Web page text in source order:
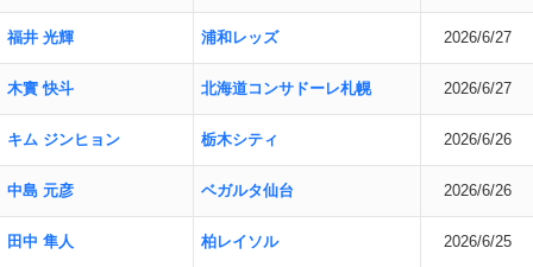
福井 光輝 浦和レッズ 2026/6/27
木實 快斗 北海道コンサドーレ札幌 2026/6/27
キム ジンヒョン 栃木シティ 2026/6/26
中島 元彦 ベガルタ仙台 2026/6/26
田中 隼人 柏レイソル 2026/6/25